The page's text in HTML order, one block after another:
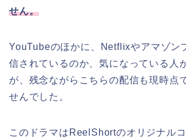
せん。
YouTubeのほかに、Netflixやアマゾン
信されているのか、気になっている人
が、残念ながらこちらの配信も現時点
せんでした。
このドラマはReelShortのオリジナル